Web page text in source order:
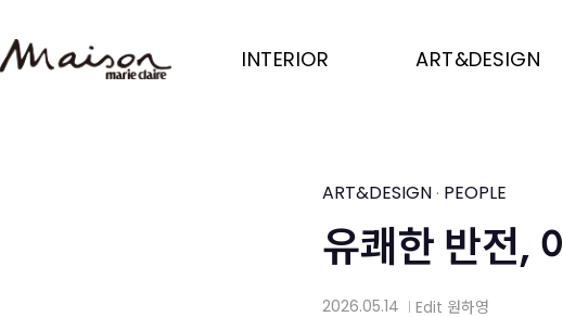
to
main
INTERIOR ART&DESIGN
ART&DESIGN · PEOPLE
유쾌한 반전,
2026.05.14 Edit 원하영